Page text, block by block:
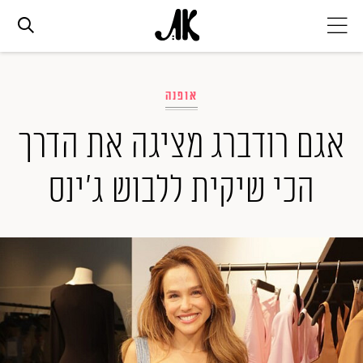
אופנה
ביוטי
סלבס
ערוצים נוספים
המגזין
אופנה
אגם רודברג מציגה את הדרך
הכי שיקית ללבוש ג'ינס